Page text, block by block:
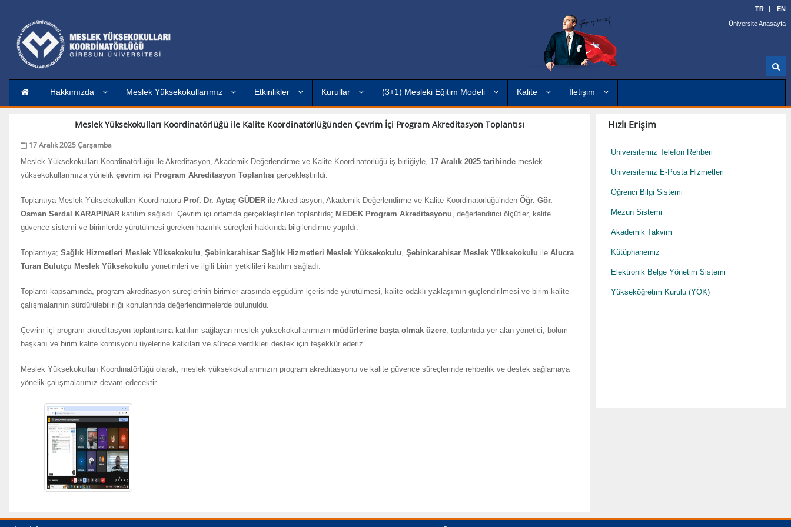
TR EN
Üniversite Anasayfa
r
Hakkımızda Meslek Yüksekokullarımız Etkinlikler Kurullar (3+1) Mesleki Eğitim Modeli Kalite İletişim
Meslek Yüksekokulları Koordinatörlüğü ile Kalite Koordinatörlüğünden Çevrim İçi Program Akreditasyon Toplantısı
17 Aralık 2025 Çarşamba
Meslek Yüksekokulları Koordinatörlüğü ile Akreditasyon, Akademik Değerlendirme ve Kalite Koordinatörlüğü iş birliğiyle, 17 Aralık 2025 tarihinde meslek
yüksekokullarımıza yönelik çevrim içi Program Akreditasyon Toplantısı gerçekleştirildi.
Toplantıya Meslek Yüksekokulları Koordinatörü Prof. Dr. Aytaç GÜDER ile Akreditasyon, Akademik Değerlendirme ve Kalite Koordinatörlüğü’nden Öğr. Gör.
Osman Serdal KARAPINAR katılım sağladı. Çevrim içi ortamda gerçekleştirilen toplantıda; MEDEK Program Akreditasyonu, değerlendirici ölçütler, kalite
güvence sistemi ve birimlerde yürütülmesi gereken hazırlık süreçleri hakkında bilgilendirme yapıldı.
Toplantıya; Sağlık Hizmetleri Meslek Yüksekokulu, Şebinkarahisar Sağlık Hizmetleri Meslek Yüksekokulu, Şebinkarahisar Meslek Yüksekokulu ile Alucra
Turan Bulutçu Meslek Yüksekokulu yönetimleri ve ilgili birim yetkilileri katılım sağladı.
Toplantı kapsamında, program akreditasyon süreçlerinin birimler arasında eşgüdüm içerisinde yürütülmesi, kalite odaklı yaklaşımın güçlendirilmesi ve birim kalite
çalışmalarının sürdürülebilirliği konularında değerlendirmelerde bulunuldu.
Çevrim içi program akreditasyon toplantısına katılım sağlayan meslek yüksekokullarımızın müdürlerine başta olmak üzere, toplantıda yer alan yönetici, bölüm
başkanı ve birim kalite komisyonu üyelerine katkıları ve sürece verdikleri destek için teşekkür ederiz.
Meslek Yüksekokulları Koordinatörlüğü olarak, meslek yüksekokullarımızın program akreditasyonu ve kalite güvence süreçlerinde rehberlik ve destek sağlamaya
yönelik çalışmalarımız devam edecektir.
Hızlı Erişim
Üniversitemiz Telefon Rehberi
Üniversitemiz E-Posta Hizmetleri
Öğrenci Bilgi Sistemi
Mezun Sistemi
Akademik Takvim
Kütüphanemiz
Elektronik Belge Yönetim Sistemi
Yükseköğretim Kurulu (YÖK)